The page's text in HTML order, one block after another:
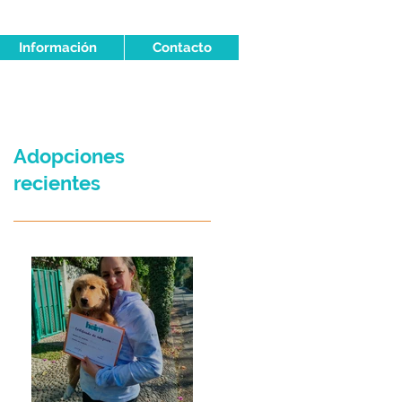
Información Contacto
Adopciones
recientes